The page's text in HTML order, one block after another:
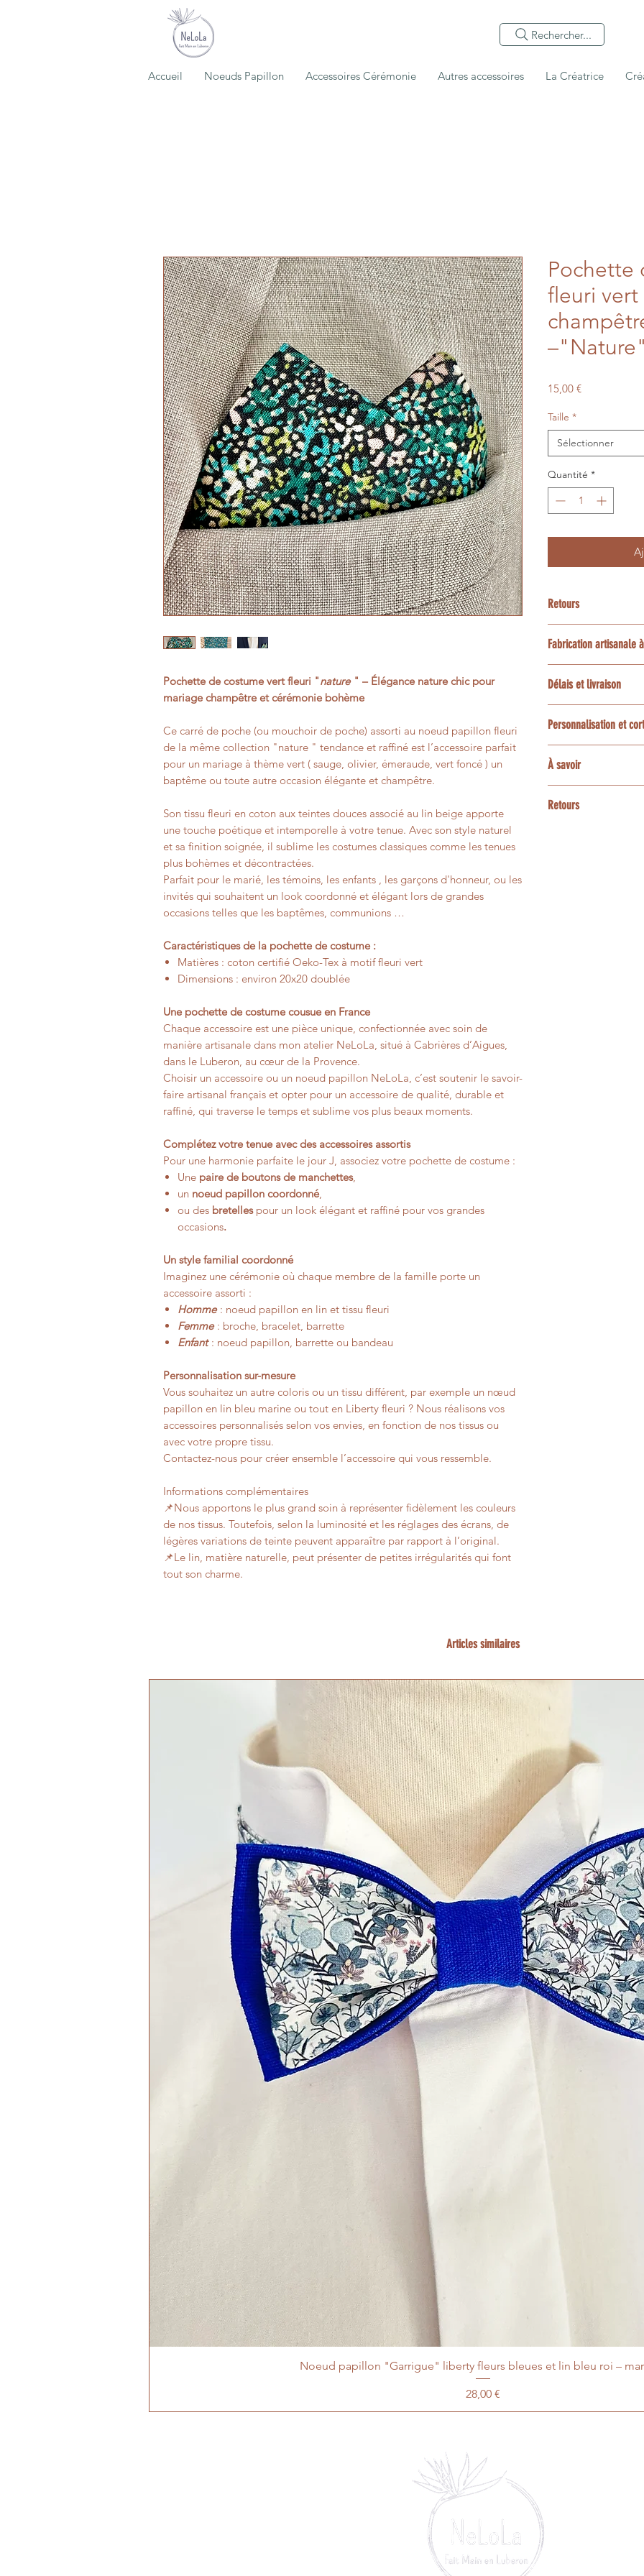
Rechercher...
Accueil Noeuds Papillon Accessoires Cérémonie Autres accessoires La Créatrice
Pochette de costume vert fleuri "nature " – Élégance nature chic pour
mariage champêtre et cérémonie bohème
Ce carré de poche (ou mouchoir de poche) assorti au noeud papillon fleuri
de la même collection "nature " tendance et raffiné est l’accessoire parfait
pour un mariage à thème vert ( sauge, olivier, émeraude, vert foncé ) un
baptême ou toute autre occasion élégante et champêtre.
Son tissu fleuri en coton aux teintes douces associé au lin beige apporte
une touche poétique et intemporelle à votre tenue. Avec son style naturel
et sa finition soignée, il sublime les costumes classiques comme les tenues
plus bohèmes et décontractées.
Parfait pour le marié, les témoins, les enfants , les garçons d'honneur, ou les
invités qui souhaitent un look coordonné et élégant lors de grandes
occasions telles que les baptêmes, communions …
Caractéristiques de la pochette de costume :
Matières : coton certifié Oeko-Tex à motif fleuri vert
Dimensions : environ 20x20 doublée
Une pochette de costume cousue en France
Chaque accessoire est une pièce unique, confectionnée avec soin de
manière artisanale dans mon atelier NeLoLa, situé à Cabrières d’Aigues,
dans le Luberon, au cœur de la Provence.
Choisir un accessoire ou un noeud papillon NeLoLa, c’est soutenir le savoir-
faire artisanal français et opter pour un accessoire de qualité, durable et
raffiné, qui traverse le temps et sublime vos plus beaux moments.
Complétez votre tenue avec des accessoires assortis
Pour une harmonie parfaite le jour J, associez votre pochette de costume :
Une paire de boutons de manchettes,
un noeud papillon coordonné,
ou des bretelles pour un look élégant et raffiné pour vos grandes
occasions.
Un style familial coordonné
Imaginez une cérémonie où chaque membre de la famille porte un
accessoire assorti :
Homme : noeud papillon en lin et tissu fleuri
Femme: broche, bracelet, barrette
Enfant: noeud papillon, barrette ou bandeau
Personnalisation sur-mesure
Vous souhaitez un autre coloris ou un tissu différent, par exemple un nœud
papillon en lin bleu marine ou tout en Liberty fleuri ? Nous réalisons vos
accessoires personnalisés selon vos envies, en fonction de nos tissus ou
avec votre propre tissu.
Contactez-nous pour créer ensemble l’accessoire qui vous ressemble.
Informations complémentaires
📌Nous apportons le plus grand soin à représenter fidèlement les couleurs
de nos tissus. Toutefois, selon la luminosité et les réglages des écrans, de
légères variations de teinte peuvent apparaître par rapport à l’original.
📌Le lin, matière naturelle, peut présenter de petites irrégularités qui font
tout son charme.
Pochette
fleuri vert
–"Nature"
15,00 €Prix
Taille *
Sélectionner
Quantité *
Retours
retours ne sont pas
Fabrication artisanale
à la main en
les options choisies.
Le placement des
Pour des
Délais et livraison
confection et
Une option express
contactez-moi
Personnalisation et
accessoires
enfant ou bébé,
bracelets, barrettes,
À savoir
écrans.
Retours
Articles similaires
Noeud papillon "Garrigue" liberty fleurs bleues et lin bleu roi –
Prix
28,00 €